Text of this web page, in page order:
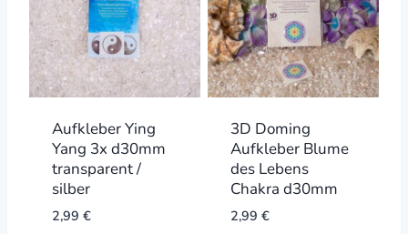
Aufkleber Ying
Yang 3x d30mm
transparent /
silber
2,99 €
3D Doming
Aufkleber Blume
des Lebens
Chakra d30mm
2,99 €